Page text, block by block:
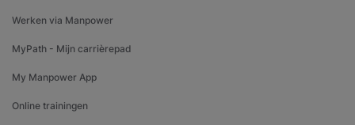
Werken via Manpower
MyPath - Mijn carrièrepad
My Manpower App
Online trainingen